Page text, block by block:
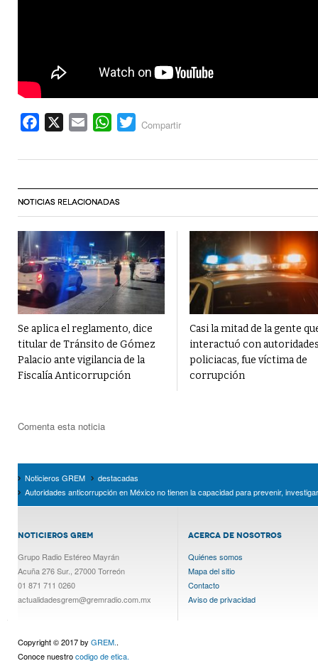
Facebook Email WhatsApp
Twitter
Compartir
NOTICIAS RELACIONADAS
Se aplica el reglamento, dice
titular de Tránsito de Gómez
Palacio ante vigilancia de la
Fiscalía Anticorrupción
Casi la mitad de la gente
interactuó con
policiacas, fue víctima de
corrupción
Comenta esta noticia
Noticieros GREM
destacadas
Autoridades anticorrupción en México no tienen la capacidad para prevenir,
NOTICIEROS GREM
Grupo Radio Estéreo Mayrán
Acuña 276 Sur., 27000 Torreón
01 871 711 0260
actualidadesgrem@gremradio.com.mx
ACERCA DE NOSOTROS
Quiénes somos
Mapa del sitio
Contacto
Aviso de privacidad
Copyright © 2017 by GREM..
Conoce nuestrocodigo de etica.